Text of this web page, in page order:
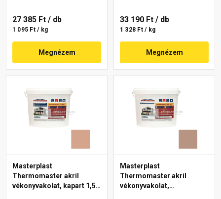
27 385 Ft / db
1 095 Ft / kg
Megnézem
33 190 Ft / db
1 328 Ft / kg
Megnézem
Masterplast
Thermomaster akril
vékonyvakolat, kapart 1,5
Masterplast
Thermomaster akril
vékonyvakolat,